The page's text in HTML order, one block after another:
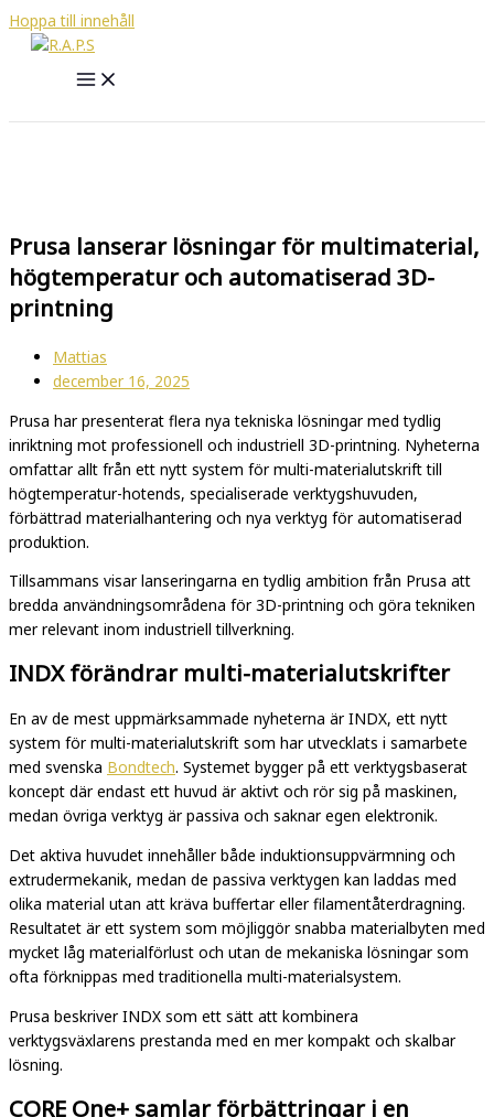
Hoppa till innehåll
Prusa lanserar lösningar för multimaterial,
högtemperatur och automatiserad 3D-
printning
Mattias
december 16, 2025
Prusa har presenterat flera nya tekniska lösningar med tydlig
inriktning mot professionell och industriell 3D-printning. Nyheterna
omfattar allt från ett nytt system för multi-materialutskrift till
högtemperatur-hotends, specialiserade verktygshuvuden,
förbättrad materialhantering och nya verktyg för automatiserad
produktion.
Tillsammans visar lanseringarna en tydlig ambition från Prusa att
bredda användningsområdena för 3D-printning och göra tekniken
mer relevant inom industriell tillverkning.
INDX förändrar multi-materialutskrifter
En av de mest uppmärksammade nyheterna är INDX, ett nytt
system för multi-materialutskrift som har utvecklats i samarbete
med svenska Bondtech. Systemet bygger på ett verktygsbaserat
koncept där endast ett huvud är aktivt och rör sig på maskinen,
medan övriga verktyg är passiva och saknar egen elektronik.
Det aktiva huvudet innehåller både induktionsuppvärmning och
extrudermekanik, medan de passiva verktygen kan laddas med
olika material utan att kräva buffertar eller filamentåterdragning.
Resultatet är ett system som möjliggör snabba materialbyten med
mycket låg materialförlust och utan de mekaniska lösningar som
ofta förknippas med traditionella multi-materialsystem.
Prusa beskriver INDX som ett sätt att kombinera
verktygsväxlarens prestanda med en mer kompakt och skalbar
lösning.
CORE One+ samlar förbättringar i en